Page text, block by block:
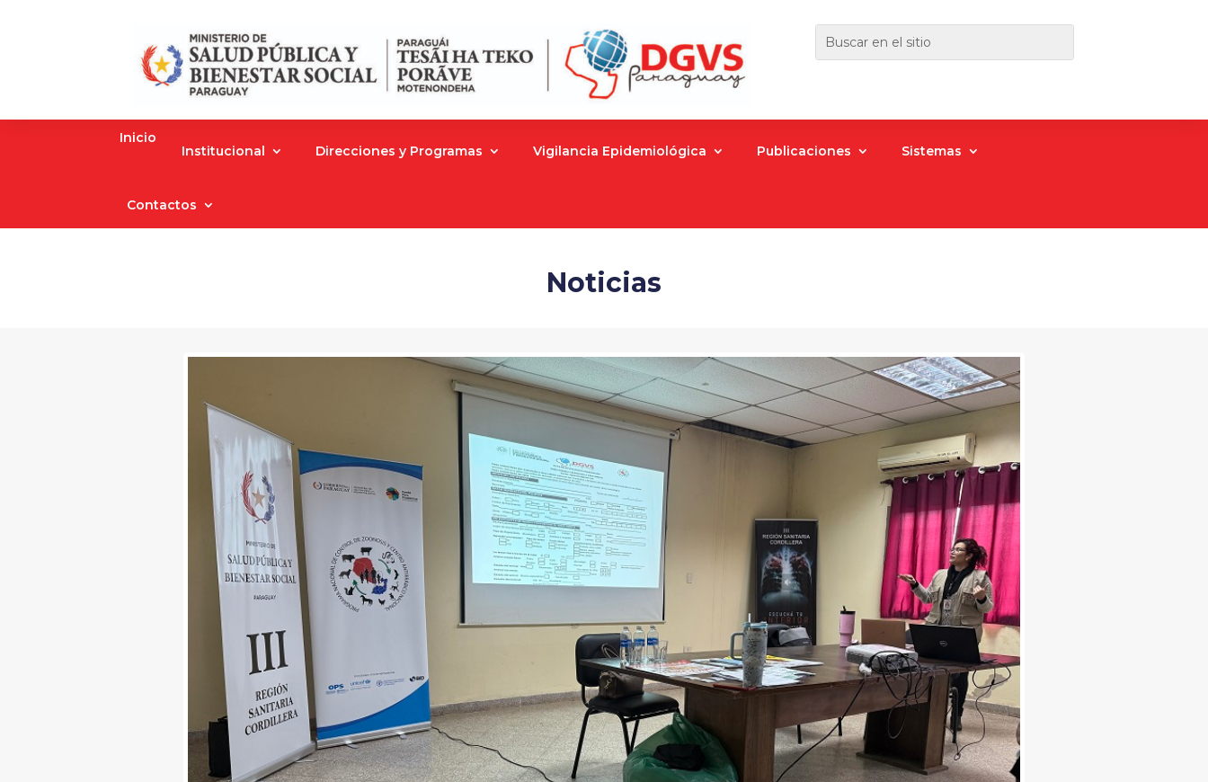
Inicio
Institucional
Direcciones y Programas Vigilancia Epidemiológica Publicaciones Sistemas
Contactos
Noticias